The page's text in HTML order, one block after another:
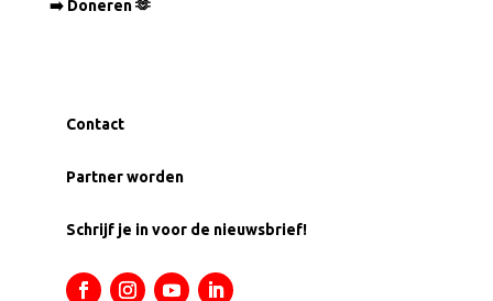
➡️ Doneren 🫶
Contact
Partner worden
Schrijf je in voor de nieuwsbrief!